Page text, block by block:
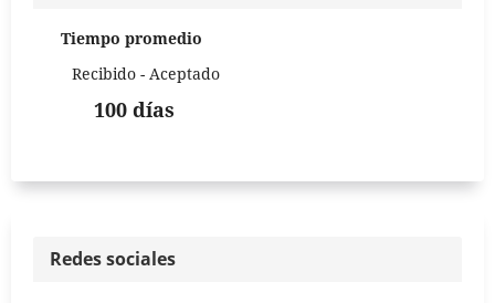
Tiempo promedio
Recibido - Aceptado
100 días
Redes sociales